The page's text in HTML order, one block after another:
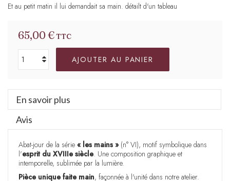
Et au petit matin il lui demandait sa main. détailt d'un tableau
65,00 €TTC
AJOUTER AU PANIER
En savoir plus
Avis
Abat-jour de la série « les mains »(n° VI), motif symbolique dans
l'esprit du XVIIIe siècle. Une composition graphique et
intemporelle, sublimée par la lumière.
Pièce unique faite main, façonnée à l'unité dans notre atelier.